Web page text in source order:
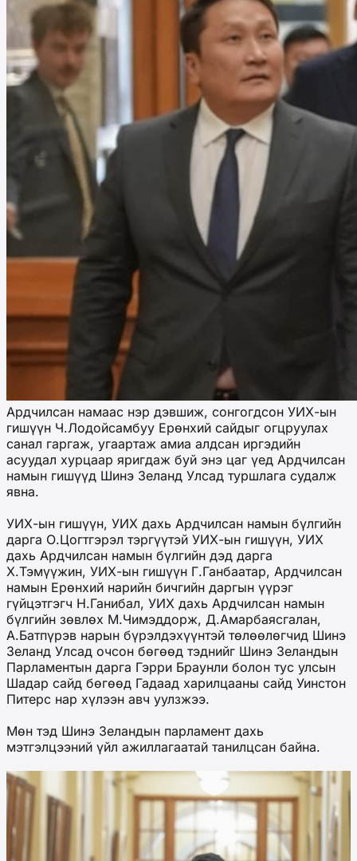
Ардчилсан намаас нэр дэвшиж, сонгогдсон УИХ-ын
гишүүн Ч.Лодойсамбуу Ерөнхий сайдыг огцруулах
санал гаргаж, угаартаж амиа алдсан иргэдийн
асуудал хурцаар яригдаж буй энэ цаг үед Ардчилсан
намын гишүүд Шинэ Зеланд Улсад туршлага судалж
явна.
УИХ-ын гишүүн, УИХ дахь Ардчилсан намын бүлгийн
дарга О.Цогтгэрэл тэргүүтэй УИХ-ын гишүүн, УИХ
дахь Ардчилсан намын бүлгийн дэд дарга
Х.Тэмүүжин, УИХ-ын гишүүн Г.Ганбаатар, Ардчилсан
намын Ерөнхий нарийн бичгийн даргын үүрэг
гүйцэтгэгч Н.Ганибал, УИХ дахь Ардчилсан намын
бүлгийн зөвлөх М.Чимэддорж, Д.Амарбаясгалан,
А.Батпүрэв нарын бүрэлдэхүүнтэй төлөөлөгчид Шинэ
Зеланд Улсад очсон бөгөөд тэднийг Шинэ Зеландын
Парламентын дарга Гэрри Браунли болон тус улсын
Шадар сайд бөгөөд Гадаад харилцааны сайд Уинстон
Питерс нар хүлээн авч уулзжээ.
Мөн тэд Шинэ Зеландын парламент дахь
мэтгэлцээний үйл ажиллагаатай танилцсан байна.